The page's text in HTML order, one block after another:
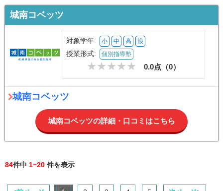
城南コベッツ
対象学年: 小 中 高 浪
授業形式: 個別指導塾
0.0点（0）
城南コベッツ
城南コベッツの詳細・口コミはこちら
84件中 1~20 件を表示